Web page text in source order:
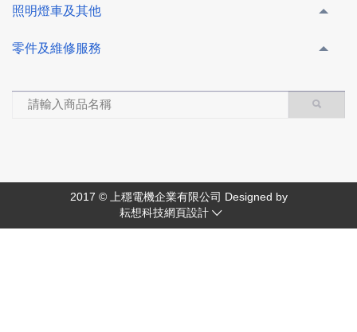
照明燈車及其他
零件及維修服務
2017 © 上穩電機企業有限公司 Designed by
耘想科技網頁設計